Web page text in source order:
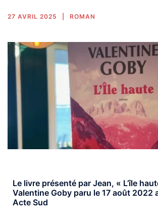
27 AVRIL 2025 ROMAN
Le livre présenté par Jean, « L’île
Valentine Goby paru le 17 août 2022
Acte Sud